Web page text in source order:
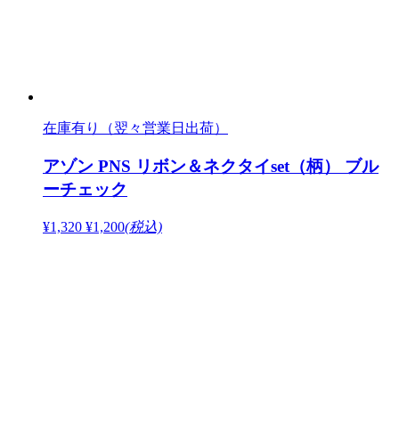
在庫有り（翌々営業日出荷）
アゾン PNS リボン＆ネクタイset（柄） ブル
ーチェック
¥1,320 ¥1,200(税込)